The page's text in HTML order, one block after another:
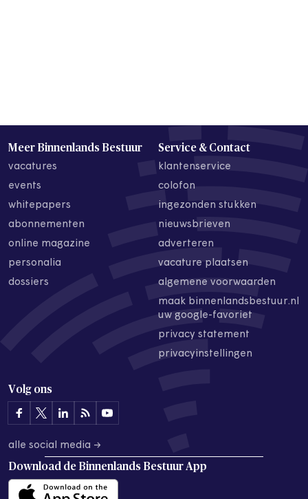
Meer Binnenlands Bestuur
vacatures
events
whitepapers
abonnementen
online magazine
personalia
dossiers
Service & Contact
klantenservice
colofon
ingezonden stukken
nieuwsbrieven
adverteren
vacature plaatsen
algemene voorwaarden
maak binnenlandsbestuur.nl
uw google-favoriet
privacy statement
privacyinstellingen
Volg ons
alle social media →
Download de Binnenlands Bestuur App